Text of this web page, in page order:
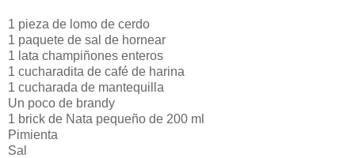
1 pieza de lomo de cerdo
1 paquete de sal de hornear
1 lata champiñones enteros
1 cucharadita de café de harina
1 cucharada de mantequilla
Un poco de brandy
1 brick de Nata pequeño de 200 ml
Pimienta
Sal